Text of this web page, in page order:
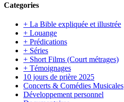
Categories
+ La Bible expliquée et illustrée
+ Louange
+ Prédications
+ Séries
+ Short Films (Court métrages)
+ Témoignages
10 jours de prière 2025
Concerts & Comédies Musicales
Développement personnel